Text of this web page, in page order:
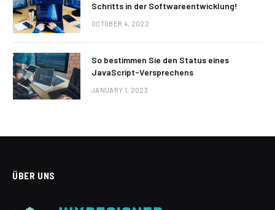
Schritts in der Softwareentwicklung!
OCTOBER 4, 2022
So bestimmen Sie den Status eines
JavaScript-Versprechens
JANUARY 1, 2023
ÜBER UNS